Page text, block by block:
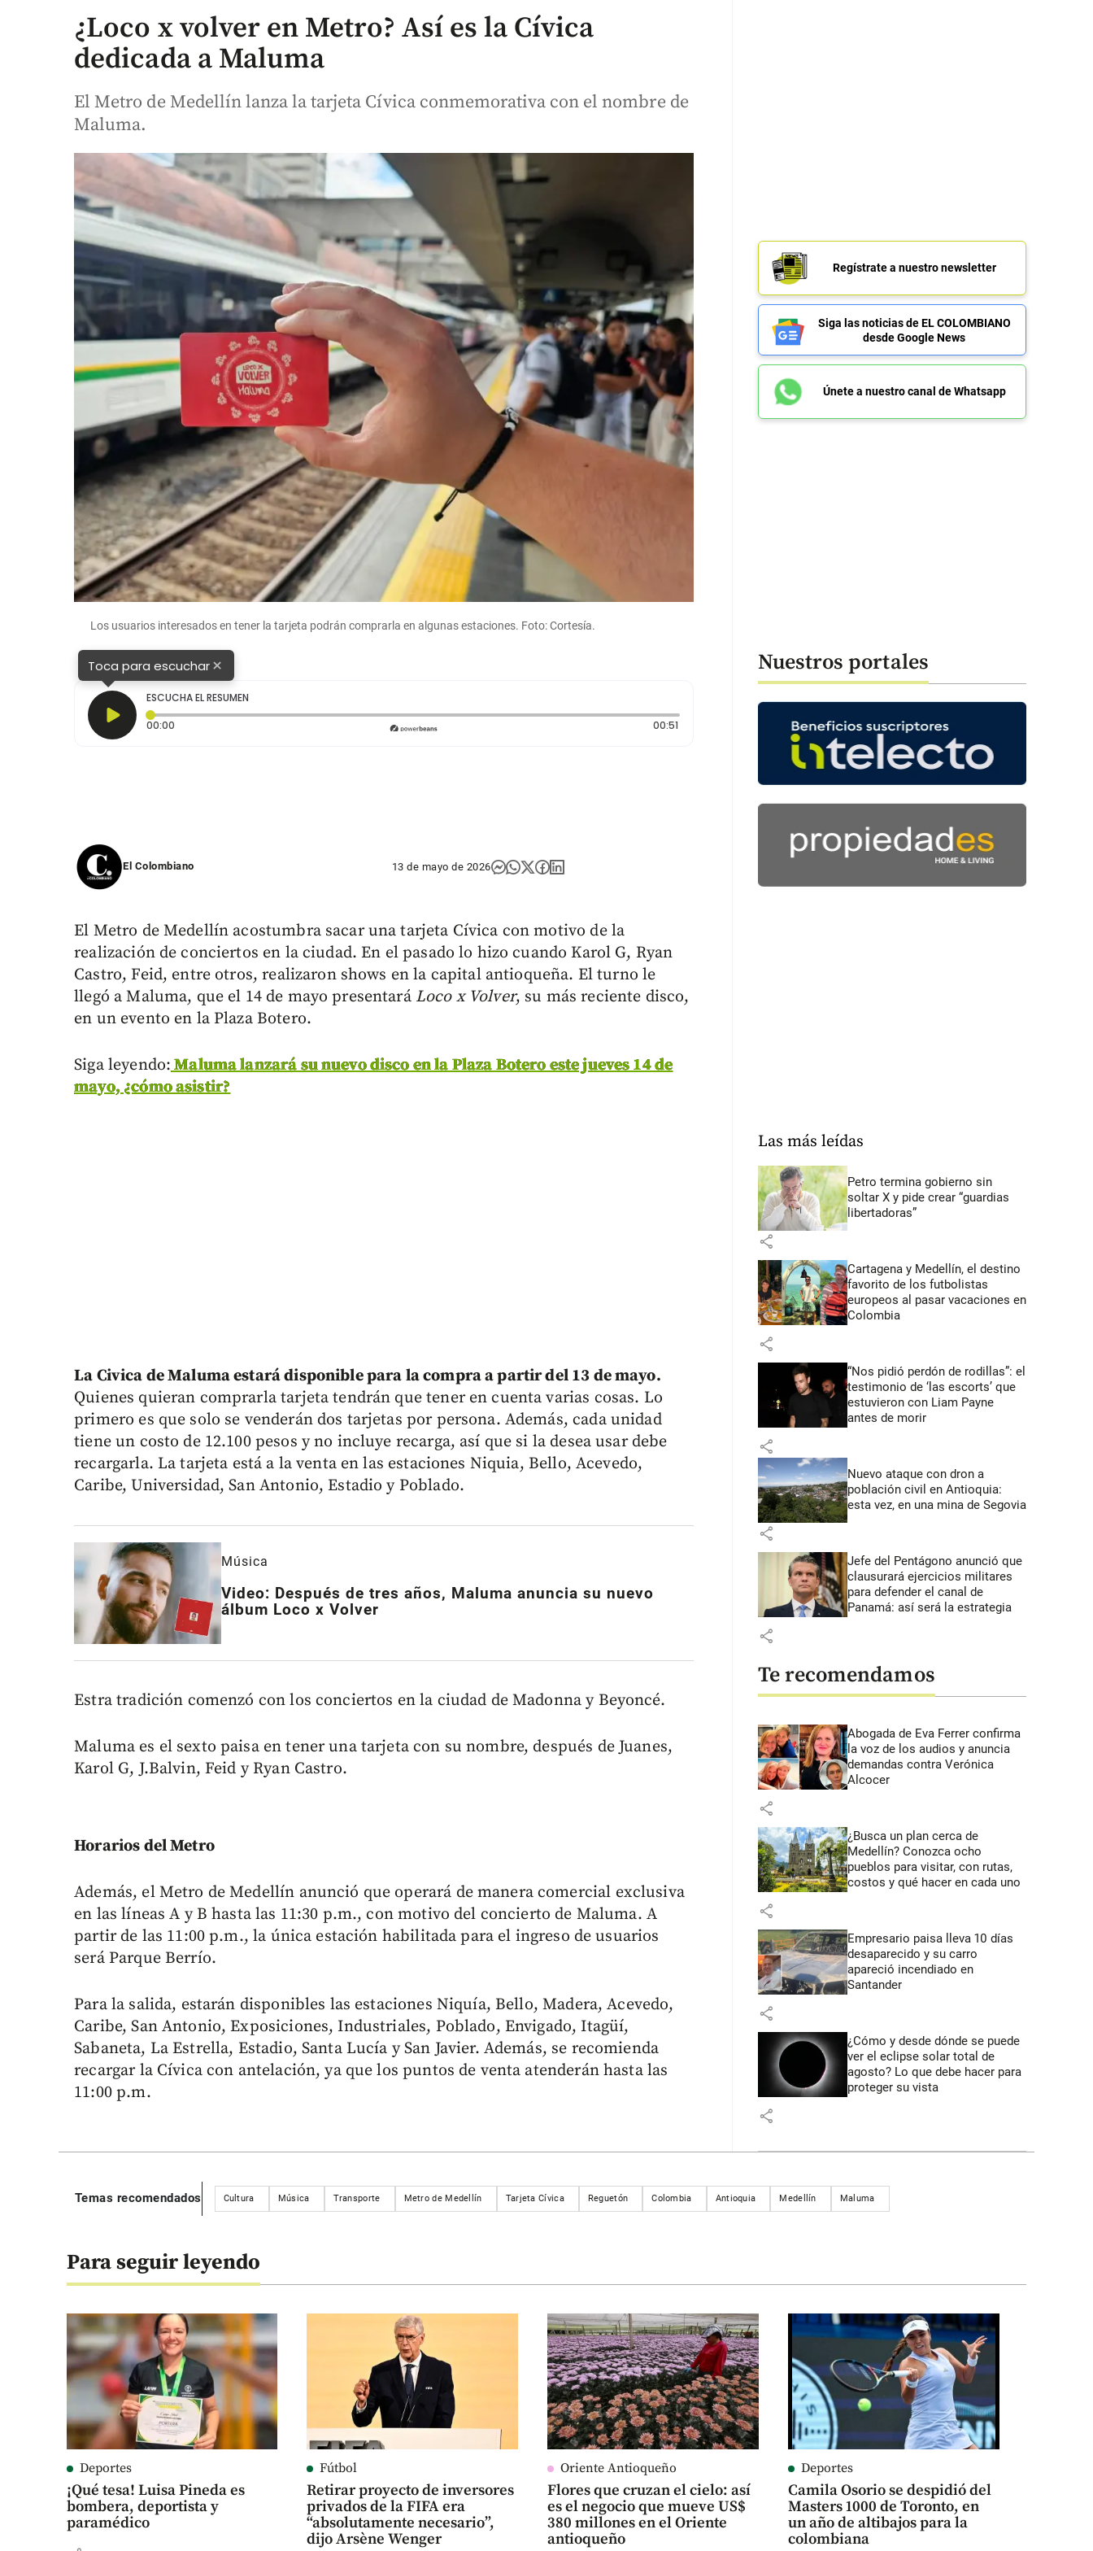
¿Loco x volver en Metro? Así es la Cívica
dedicada a Maluma
El Metro de Medellín lanza la tarjeta Cívica conmemorativa con el nombre de
Maluma.
Los usuarios interesados en tener la tarjeta podrán comprarla en algunas estaciones. Foto: Cortesía.
Toca para escuchar×
ESCUCHA EL RESUMEN
00:00
00:51
El Colombiano 13 de mayo de 2026
El Metro de Medellín acostumbra sacar una tarjeta Cívica con motivo de la
realización de conciertos en la ciudad. En el pasado lo hizo cuando Karol G, Ryan
Castro, Feid, entre otros, realizaron shows en la capital antioqueña. El turno le
llegó a Maluma, que el 14 de mayo presentará Loco x Volver, su más reciente disco,
en un evento en la Plaza Botero.
Siga leyendo:Maluma lanzará su nuevo disco en la Plaza Botero este jueves 14 de
mayo, ¿cómo asistir?
La Civica de Maluma estará disponible para la compra a partir del 13 de mayo.
Quienes quieran comprarla tarjeta tendrán que tener en cuenta varias cosas. Lo
primero es que solo se venderán dos tarjetas por persona. Además, cada unidad
tiene un costo de 12.100 pesos y no incluye recarga, así que si la desea usar debe
recargarla. La tarjeta está a la venta en las estaciones Niquia, Bello, Acevedo,
Caribe, Universidad, San Antonio, Estadio y Poblado.
Música
Video: Después de tres años, Maluma anuncia su nuevo
álbum Loco x Volver
Estra tradición comenzó con los conciertos en la ciudad de Madonna y Beyoncé.
Maluma es el sexto paisa en tener una tarjeta con su nombre, después de Juanes,
Karol G, J.Balvin, Feid y Ryan Castro.
Horarios del Metro
Además, el Metro de Medellín anunció que operará de manera comercial exclusiva
en las líneas A y B hasta las 11:30 p.m., con motivo del concierto de Maluma. A
partir de las 11:00 p.m., la única estación habilitada para el ingreso de usuarios
será Parque Berrío.
Para la salida, estarán disponibles las estaciones Niquía, Bello, Madera, Acevedo,
Caribe, San Antonio, Exposiciones, Industriales, Poblado, Envigado, Itagüí,
Sabaneta, La Estrella, Estadio, Santa Lucía y San Javier. Además, se recomienda
recargar la Cívica con antelación, ya que los puntos de venta atenderán hasta las
11:00 p.m.
Regístrate a nuestro newsletter
Siga las noticias de EL COLOMBIANO
desde Google News
Únete a nuestro canal de Whatsapp
Nuestros portales
Las más leídas
Petro termina gobierno sin
soltar X y pide crear “guardias
libertadoras”
share
Cartagena y Medellín, el destino
favorito de los futbolistas
europeos al pasar vacaciones en
Colombia
share
“Nos pidió perdón de rodillas”: el
testimonio de ‘las escorts’ que
estuvieron con Liam Payne
antes de morir
share
Nuevo ataque con dron a
población civil en Antioquia:
esta vez, en una mina de Segovia
share
Jefe del Pentágono anunció que
clausurará ejercicios militares
para defender el canal de
Panamá: así será la estrategia
share
Te recomendamos
Abogada de Eva Ferrer confirma
la voz de los audios y anuncia
demandas contra Verónica
Alcocer
share
¿Busca un plan cerca de
Medellín? Conozca ocho
pueblos para visitar, con rutas,
costos y qué hacer en cada uno
share
Empresario paisa lleva 10 días
desaparecido y su carro
apareció incendiado en
Santander
share
¿Cómo y desde dónde se puede
ver el eclipse solar total de
agosto? Lo que debe hacer para
proteger su vista
share
Temas recomendados Cultura Música Transporte Metro de Medellín Tarjeta Cívica Reguetón Colombia Antioquia Medellín Maluma
Para seguir leyendo
Deportes
¡Qué tesa! Luisa Pineda es
bombera, deportista y
paramédico
Fútbol
Retirar proyecto de inversores
privados de la FIFA era
“absolutamente necesario”,
dijo Arsène Wenger
Oriente Antioqueño
Flores que cruzan el cielo: así
es el negocio que mueve US$
380 millones en el Oriente
antioqueño
Deportes
Camila Osorio se despidió del
Masters 1000 de Toronto, en
un año de altibajos para la
colombiana